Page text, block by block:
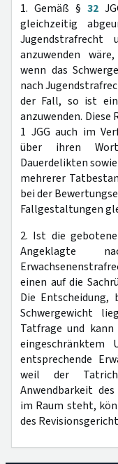
1. Gemäß § 32
gleichzeitig
anzuwenden
wenn das
nach
der Fall, so ist
anzuwenden.
1 JGG auch im
über ihren
Dauerdelikten
mehrerer
bei der
Fallgestaltungen
2. Ist die
Angeklagte
einen auf die
Die
Schwergewicht
Tatfrage und
eingeschränktem
entsprechende
weil der
Anwendbarkeit
im Raum steht,
des